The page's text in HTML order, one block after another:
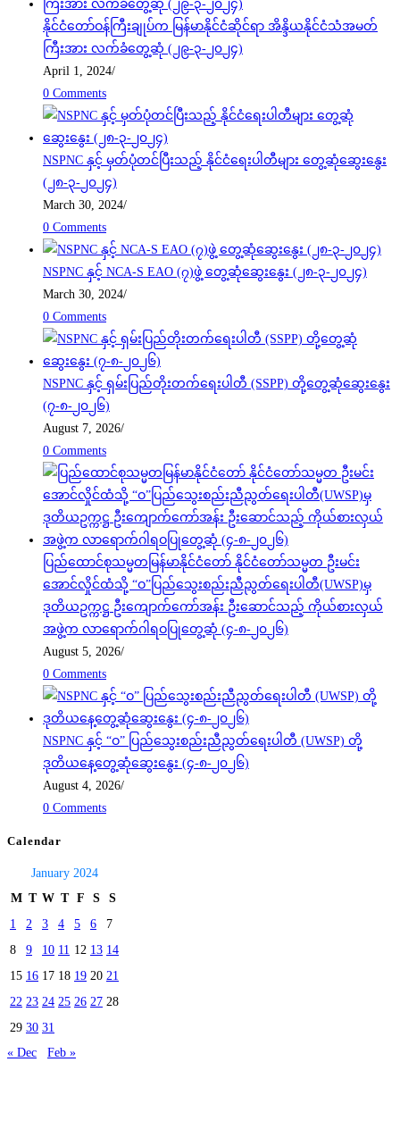
နိုင်ငံတော်ဝန်ကြီးချုပ်က မြန်မာနိုင်ငံဆိုင်ရာ အိန္ဒိယနိုင်ငံသံအမတ်
ကြီးအား လက်ခံတွေ့ဆုံ (၂၉-၃-၂၀၂၄)
April 1, 2024/
0 Comments
NSPNC နှင့် မှတ်ပုံတင်ပြီးသည့် နိုင်ငံရေးပါတီများ တွေ့ဆုံဆွေးနွေး
(၂၈-၃-၂၀၂၄)
March 30, 2024/
0 Comments
NSPNC နှင့် NCA-S EAO (၇)ဖွဲ့ တွေ့ဆုံဆွေးနွေး (၂၈-၃-၂၀၂၄)
March 30, 2024/
0 Comments
NSPNC နှင့် ရှမ်းပြည်တိုးတက်ရေးပါတီ (SSPP) တို့တွေ့ဆုံဆွေးနွေး
(၇-၈-၂၀၂၆)
August 7, 2026/
0 Comments
ပြည်ထောင်စုသမ္မတမြန်မာနိုင်ငံတော် နိုင်ငံတော်သမ္မတ ဦးမင်း
အောင်လှိုင်ထံသို့ “ဝ”ပြည်သွေးစည်းညီညွတ်ရေးပါတီ(UWSP)မှ
ဒုတိယဥက္ကဋ္ဌ ဦးကျောက်ကော်အန်း ဦးဆောင်သည့် ကိုယ်စားလှယ်
အဖွဲ့က လာရောက်ဂါရဝပြုတွေ့ဆုံ (၄-၈-၂၀၂၆)
August 5, 2026/
0 Comments
NSPNC နှင့် “ဝ” ပြည်သွေးစည်းညီညွတ်ရေးပါတီ (UWSP) တို့
ဒုတိယနေ့တွေ့ဆုံဆွေးနွေး (၄-၈-၂၀၂၆)
August 4, 2026/
0 Comments
Calendar
January 2024
M T W T F S
S
1
2 3 4 5 6
7
8
9 10 11 12 13 14
15 16 17 18 19 20 21
22 23 24 25 26 27 28
29 30 31
« Dec
Feb »